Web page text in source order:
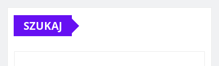
SZUKAJ